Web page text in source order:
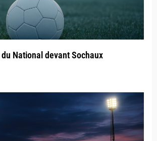
National devant Sochaux